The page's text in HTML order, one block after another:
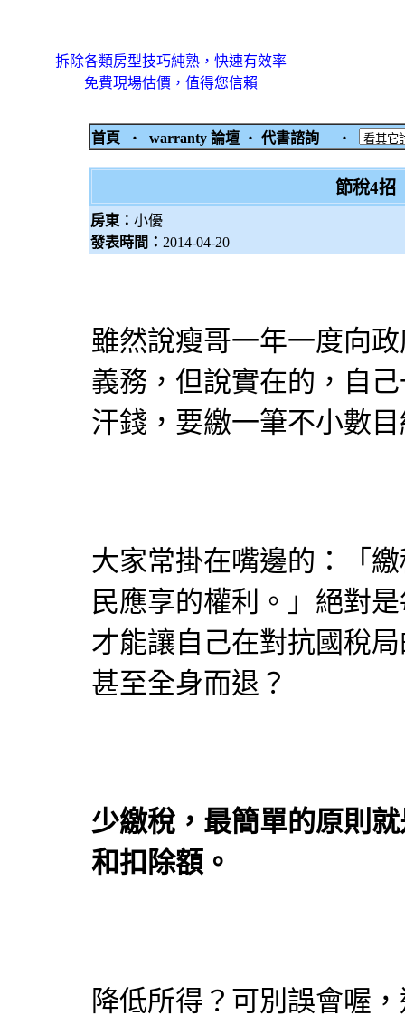
拆除各類房型技巧純熟，快速有效率
免費現場估價，值得您信賴
首頁 ‧ warranty 論壇 ‧ 代書諮詢 ‧
節稅4招
房東： 小優
發表時間： 2014-04-20
雖然說瘦哥一年一度向
義務，但說實在的，自
汗錢，要繳一筆不小數
大家常掛在嘴邊的：「
民應享的權利。」絕對
才能讓自己在對抗國稅
甚至全身而退？
少繳稅，最簡單的原則
和扣除額。
降低所得？可別誤會喔